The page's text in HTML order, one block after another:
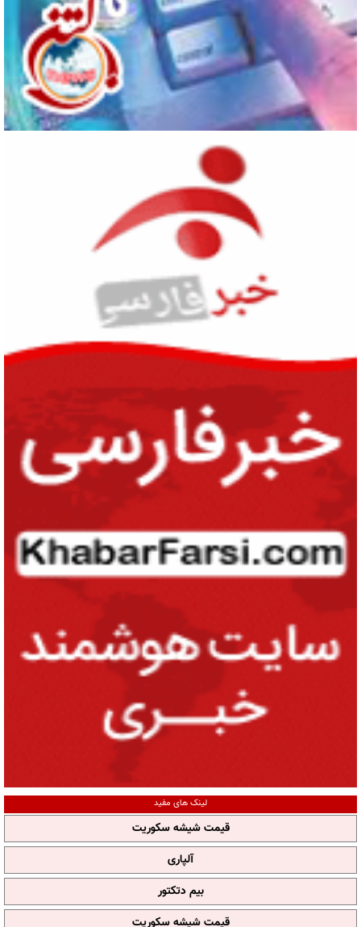
لینک های مفید
قیمت شیشه سکوریت
آلپاری
بیم دتکتور
قیمت شیشه سکوریت